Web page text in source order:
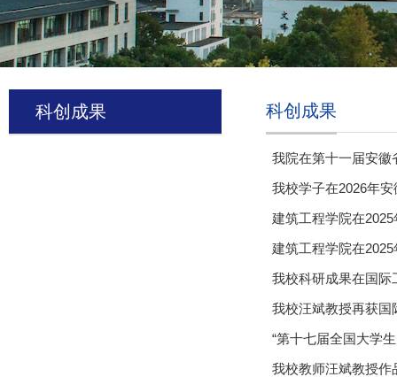
科创成果 科创成果
我院在第十一届安徽
我校学子在2026年
建筑工程学院在
建筑工程学院在
我校科研成果在国际
我校汪斌教授再获国
“第十七届全国大学
我校教师汪斌教授作